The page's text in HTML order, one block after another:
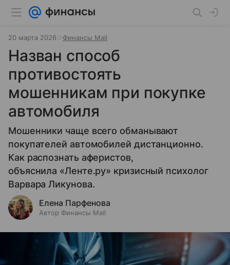
20 марта 2026 Финансы Mail
Назван способ
противостоять
мошенникам при покупке
автомобиля
Мошенники чаще всего обманывают
покупателей автомобилей дистанционно.
Как распознать аферистов,
объяснила «Ленте.ру» кризисный психолог
Варвара Ликунова.
Елена Парфенова
Автор Финансы Mail